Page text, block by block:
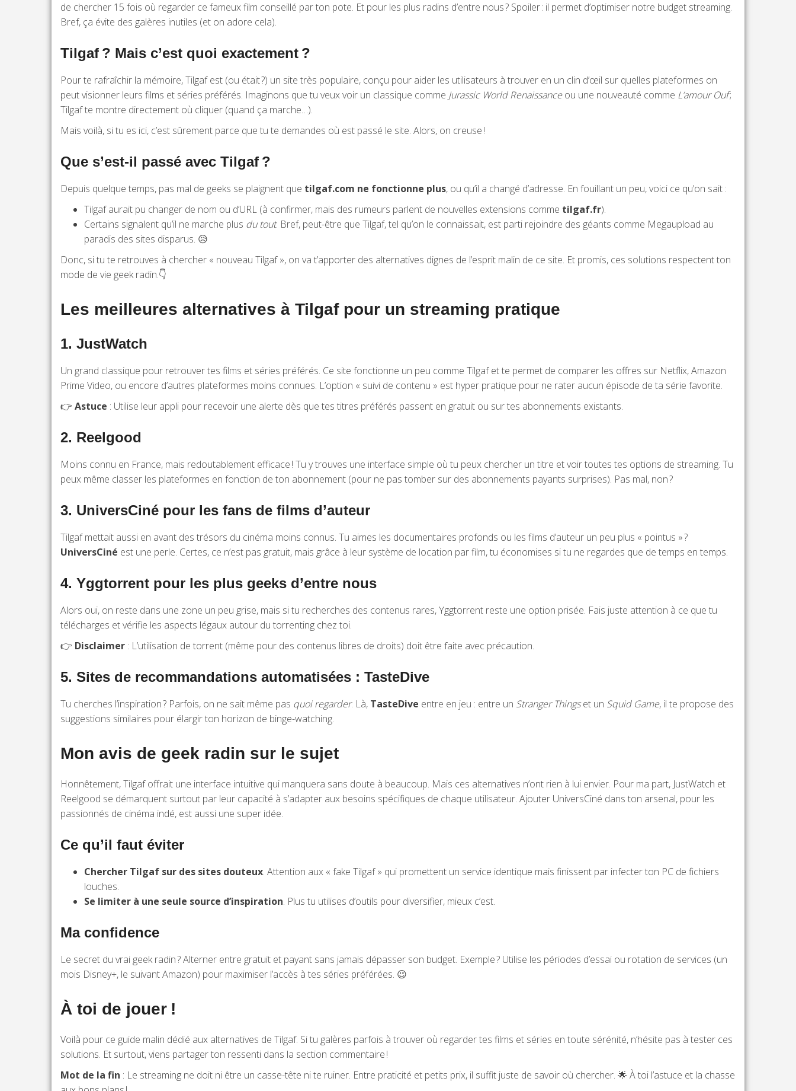
de chercher 15 fois où regarder ce fameux film conseillé par ton pote. Et pour les plus radins d’entre nous ? Spoiler : il permet d’optimiser notre budget streaming.
Bref, ça évite des galères inutiles (et on adore cela).
Tilgaf ? Mais c’est quoi exactement ?
Pour te rafraîchir la mémoire, Tilgaf est (ou était ?) un site très populaire, conçu pour aider les utilisateurs à trouver en un clin d’œil sur quelles plateformes on
peut visionner leurs films et séries préférés. Imaginons que tu veux voir un classique comme Jurassic World Renaissanceou une nouveauté comme L’amour Ouf;
Tilgaf te montre directement où cliquer (quand ça marche…).
Mais voilà, si tu es ici, c’est sûrement parce que tu te demandes où est passé le site. Alors, on creuse !
Que s’est-il passé avec Tilgaf ?
Depuis quelque temps, pas mal de geeks se plaignent que tilgaf.com ne fonctionne plus, ou qu’il a changé d’adresse. En fouillant un peu, voici ce qu’on sait :
Tilgaf aurait pu changer de nom ou d’URL (à confirmer, mais des rumeurs parlent de nouvelles extensions comme tilgaf.fr).
Certains signalent qu’il ne marche plus du tout. Bref, peut-être que Tilgaf, tel qu’on le connaissait, est parti rejoindre des géants comme Megaupload au
paradis des sites disparus. 😥
Donc, si tu te retrouves à chercher « nouveau Tilgaf », on va t’apporter des alternatives dignes de l’esprit malin de ce site. Et promis, ces solutions respectent ton
mode de vie geek radin.👇
Les meilleures alternatives à Tilgaf pour un streaming pratique
1. JustWatch
Un grand classique pour retrouver tes films et séries préférés. Ce site fonctionne un peu comme Tilgaf et te permet de comparer les offres sur Netflix, Amazon
Prime Video, ou encore d’autres plateformes moins connues. L’option « suivi de contenu » est hyper pratique pour ne rater aucun épisode de ta série favorite.
👉 Astuce : Utilise leur appli pour recevoir une alerte dès que tes titres préférés passent en gratuit ou sur tes abonnements existants.
2. Reelgood
Moins connu en France, mais redoutablement efficace ! Tu y trouves une interface simple où tu peux chercher un titre et voir toutes tes options de streaming. Tu
peux même classer les plateformes en fonction de ton abonnement (pour ne pas tomber sur des abonnements payants surprises). Pas mal, non ?
3. UniversCiné pour les fans de films d’auteur
Tilgaf mettait aussi en avant des trésors du cinéma moins connus. Tu aimes les documentaires profonds ou les films d’auteur un peu plus « pointus » ?
UniversCiné est une perle. Certes, ce n’est pas gratuit, mais grâce à leur système de location par film, tu économises si tu ne regardes que de temps en temps.
4. Yggtorrent pour les plus geeks d’entre nous
Alors oui, on reste dans une zone un peu grise, mais si tu recherches des contenus rares, Yggtorrent reste une option prisée. Fais juste attention à ce que tu
télécharges et vérifie les aspects légaux autour du torrenting chez toi.
👉 Disclaimer : L’utilisation de torrent (même pour des contenus libres de droits) doit être faite avec précaution.
5. Sites de recommandations automatisées : TasteDive
Tu cherches l’inspiration ? Parfois, on ne sait même pas quoi regarder. Là, TasteDive entre en jeu : entre un Stranger Thingset un Squid Game, il te propose des
suggestions similaires pour élargir ton horizon de binge-watching.
Mon avis de geek radin sur le sujet
Honnêtement, Tilgaf offrait une interface intuitive qui manquera sans doute à beaucoup. Mais ces alternatives n’ont rien à lui envier. Pour ma part, JustWatch et
Reelgood se démarquent surtout par leur capacité à s’adapter aux besoins spécifiques de chaque utilisateur. Ajouter UniversCiné dans ton arsenal, pour les
passionnés de cinéma indé, est aussi une super idée.
Ce qu’il faut éviter
Chercher Tilgaf sur des sites douteux. Attention aux « fake Tilgaf » qui promettent un service identique mais finissent par infecter ton PC de fichiers
louches.
Se limiter à une seule source d’inspiration. Plus tu utilises d’outils pour diversifier, mieux c’est.
Ma confidence
Le secret du vrai geek radin ? Alterner entre gratuit et payant sans jamais dépasser son budget. Exemple ? Utilise les périodes d’essai ou rotation de services (un
mois Disney+, le suivant Amazon) pour maximiser l’accès à tes séries préférées. 😉
À toi de jouer !
Voilà pour ce guide malin dédié aux alternatives de Tilgaf. Si tu galères parfois à trouver où regarder tes films et séries en toute sérénité, n’hésite pas à tester ces
solutions. Et surtout, viens partager ton ressenti dans la section commentaire !
Mot de la fin : Le streaming ne doit ni être un casse-tête ni te ruiner. Entre praticité et petits prix, il suffit juste de savoir où chercher. 🌟 À toi l’astuce et la chasse